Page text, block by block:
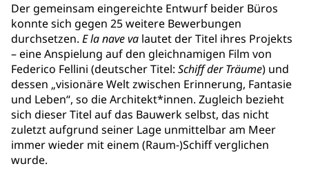
Der gemeinsam eingereichte Entwurf beider Büros
konnte sich gegen 25 weitere Bewerbungen
durchsetzen. E la nave va lautet der Titel ihres Projekts
– eine Anspielung auf den gleichnamigen Film von
Federico Fellini (deutscher Titel: Schiff der Träume) und
dessen „visionäre Welt zwischen Erinnerung, Fantasie
und Leben“, so die Architekt*innen. Zugleich bezieht
sich dieser Titel auf das Bauwerk selbst, das nicht
zuletzt aufgrund seiner Lage unmittelbar am Meer
immer wieder mit einem (Raum-)Schiff verglichen
wurde.